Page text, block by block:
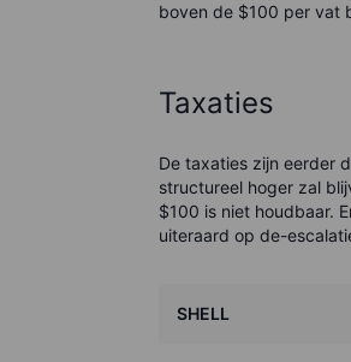
boven de $100 per vat
Taxaties
De taxaties zijn eerder
structureel hoger zal
$100 is niet houdbaar.
uiteraard op de-
SHELL